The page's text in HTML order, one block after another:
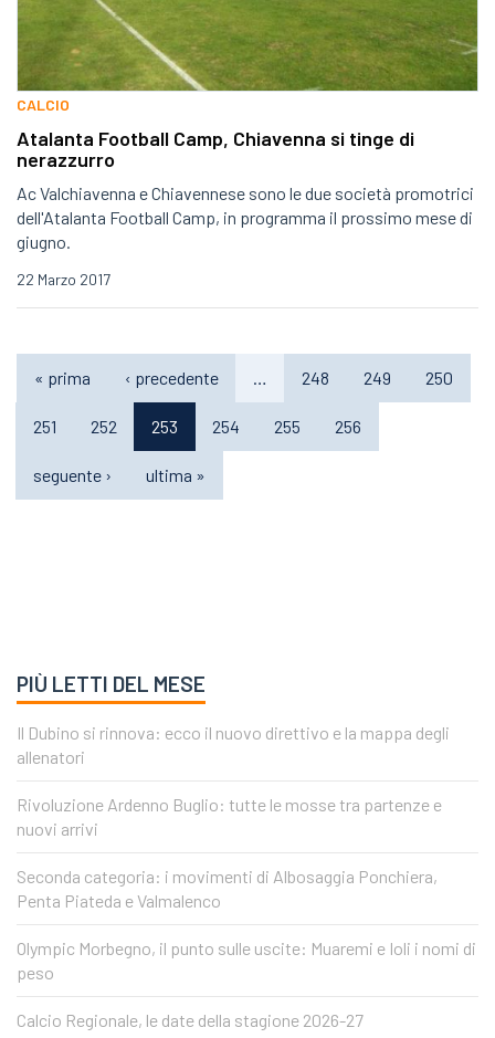
CALCIO
Atalanta Football Camp, Chiavenna si tinge di
nerazzurro
Ac Valchiavenna e Chiavennese sono le due società promotrici
dell'Atalanta Football Camp, in programma il prossimo mese di
giugno.
22 Marzo 2017
« prima ‹ precedente … 248 249 250
251 252 253 254 255 256
seguente › ultima »
PIÙ LETTI DEL MESE
Il Dubino si rinnova: ecco il nuovo direttivo e la mappa degli
allenatori
Rivoluzione Ardenno Buglio: tutte le mosse tra partenze e
nuovi arrivi
Seconda categoria: i movimenti di Albosaggia Ponchiera,
Penta Piateda e Valmalenco
Olympic Morbegno, il punto sulle uscite: Muaremi e Ioli i nomi di
peso
Calcio Regionale, le date della stagione 2026-27